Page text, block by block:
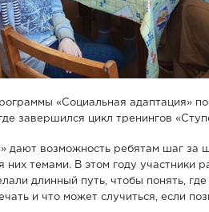
«Социальная адаптация»
завершился цикл тренингов
дают возможность ребятам шаг за
них темами. В этом году участники
длинный путь, чтобы понять,
и что может случиться, если